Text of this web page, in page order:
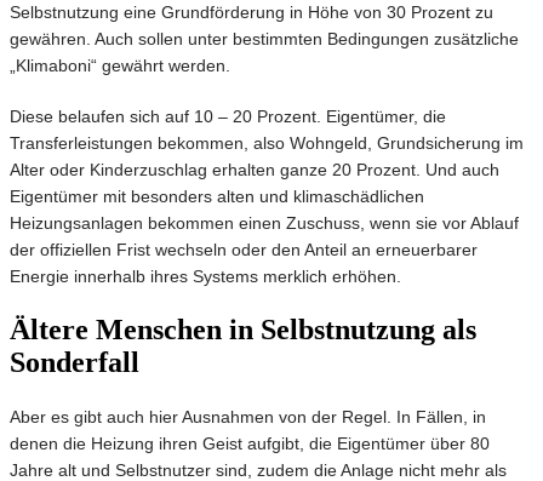
Selbstnutzung eine Grundförderung in Höhe von 30 Prozent zu
gewähren. Auch sollen unter bestimmten Bedingungen zusätzliche
„Klimaboni“ gewährt werden.
Diese belaufen sich auf 10 – 20 Prozent. Eigentümer, die
Transferleistungen bekommen, also Wohngeld, Grundsicherung im
Alter oder Kinderzuschlag erhalten ganze 20 Prozent. Und auch
Eigentümer mit besonders alten und klimaschädlichen
Heizungsanlagen bekommen einen Zuschuss, wenn sie vor Ablauf
der offiziellen Frist wechseln oder den Anteil an erneuerbarer
Energie innerhalb ihres Systems merklich erhöhen.
Ältere Menschen in Selbstnutzung als
Sonderfall
Aber es gibt auch hier Ausnahmen von der Regel. In Fällen, in
denen die Heizung ihren Geist aufgibt, die Eigentümer über 80
Jahre alt und Selbstnutzer sind, zudem die Anlage nicht mehr als